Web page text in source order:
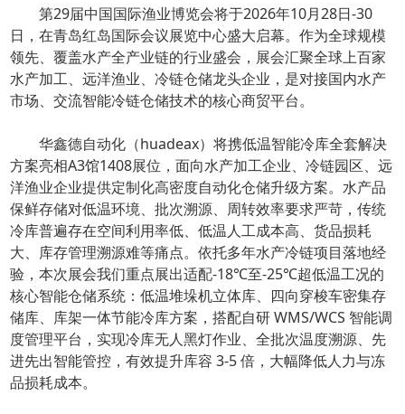
第29届中国国际渔业博览会将于2026年10月28日-30
日，在青岛红岛国际会议展览中心盛大启幕。作为全球规模
领先、覆盖水产全产业链的行业盛会，展会汇聚全球上百家
水产加工、远洋渔业、冷链仓储龙头企业，是对接国内水产
市场、交流智能冷链仓储技术的核心商贸平台。
华鑫德自动化（huadeax）将携低温智能冷库全套解决
方案亮相A3馆1408展位 ，面向水产加工企业、冷链园区、远
洋渔业企业提供定制化高密度自动化仓储升级方案。水产品
保鲜存储对低温环境、批次溯源、周转效率要求严苛，传统
冷库普遍存在空间利用率低、低温人工成本高、货品损耗
大、库存管理溯源难等痛点。依托多年水产冷链项目落地经
验，本次展会我们重点展出适配-18℃至-25℃超低温工况的
核心智能仓储系统：低温堆垛机立体库、四向穿梭车密集存
储库、库架一体节能冷库方案，搭配自研 WMS/WCS 智能调
度管理平台，实现冷库无人黑灯作业、全批次温度溯源、先
进先出智能管控，有效提升库容 3-5 倍，大幅降低人力与冻
品损耗成本。